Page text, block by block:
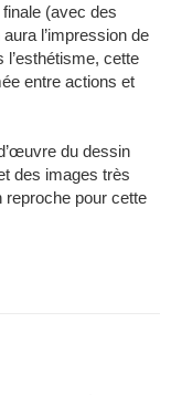
(avec des
l’impression de
cette
entre actions et
du dessin
des images très
reproche pour cette